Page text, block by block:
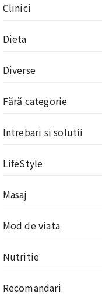
Clinici
Dieta
Diverse
Fără categorie
Intrebari si solutii
LifeStyle
Masaj
Mod de viata
Nutritie
Recomandari